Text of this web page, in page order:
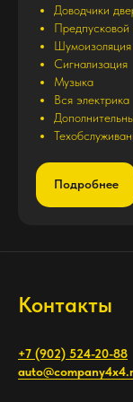
Доводчики
Предпусковой
Шумоизоляция
Сигнализация
Музыка
Вся электрика
Подробнее
Контакты
+7 (902) 524-20-88